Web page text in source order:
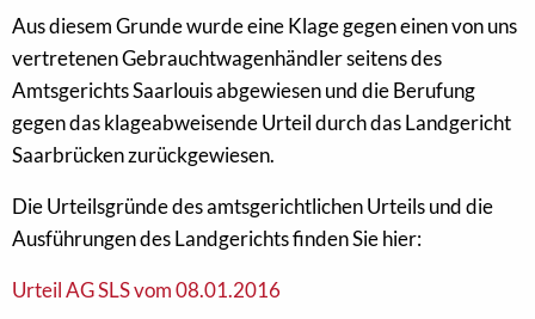
Aus diesem Grunde wurde eine Klage gegen einen von uns
vertretenen Gebrauchtwagenhändler seitens des
Amtsgerichts Saarlouis abgewiesen und die Berufung
gegen das klageabweisende Urteil durch das Landgericht
Saarbrücken zurückgewiesen.
Die Urteilsgründe des amtsgerichtlichen Urteils und die
Ausführungen des Landgerichts finden Sie hier:
Urteil AG SLS vom 08.01.2016